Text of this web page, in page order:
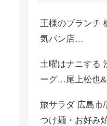
王様のブランチ
気パン店…
土曜はナニする
ーグ…尾上松也
旅サラダ 広島市
つけ麺・お好み